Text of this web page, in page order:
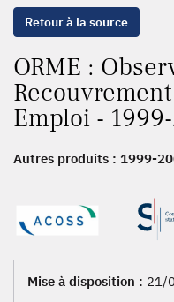
Retour à la source
ORME :
Emploi -
Autres produits : 1999-
Mise à disposition : 21/